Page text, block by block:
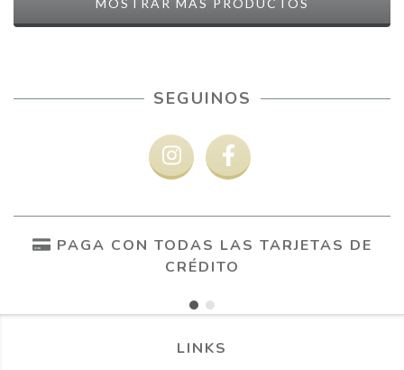
MOSTRAR MÁS PRODUCTOS
SEGUINOS
PAGA CON TODAS LAS TARJETAS DE
CRÉDITO
LINKS